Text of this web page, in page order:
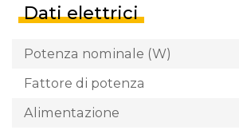
Dati elettrici
Potenza nominale (W)
Fattore di potenza
Alimentazione